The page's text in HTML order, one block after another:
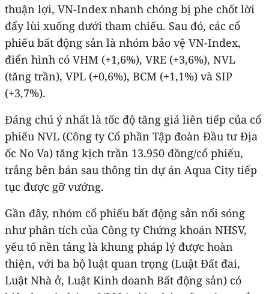
thuận lợi, VN-Index nhanh chóng bị phe chốt lời
đẩy lùi xuống dưới tham chiếu. Sau đó, các cổ
phiếu bất động sản là nhóm bảo vệ VN-Index,
điển hình có VHM (+1,6%), VRE (+3,6%), NVL
(tăng trần), VPL (+0,6%), BCM (+1,1%) và SIP
(+3,7%).
Đáng chú ý nhất là tốc độ tăng giá liên tiếp của cổ
phiếu NVL (Công ty Cổ phần Tập đoàn Đầu tư Địa
ốc No Va) tăng kịch trần 13.950 đồng/cổ phiếu,
trắng bên bán sau thông tin dự án Aqua City tiếp
tục được gỡ vướng.
Gần đây, nhóm cổ phiếu bất động sản nổi sóng
như phân tích của Công ty Chứng khoán NHSV,
yếu tố nền tảng là khung pháp lý được hoàn
thiện, với ba bộ luật quan trọng (Luật Đất đai,
Luật Nhà ở, Luật Kinh doanh Bất động sản) có